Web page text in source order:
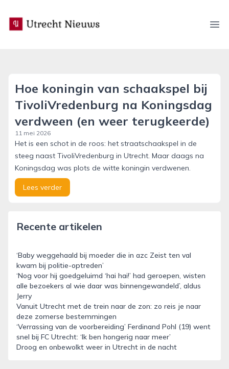
utrecht-nieuws.nl
Hoe koningin van schaakspel bij
TivoliVredenburg na Koningsdag
verdween (en weer terugkeerde)
11 mei 2026
Het is een schot in de roos: het straatschaakspel in de
steeg naast TivoliVredenburg in Utrecht. Maar daags na
Koningsdag was plots de witte koningin verdwenen.
Lees verder
Recente artikelen
‘Baby weggehaald bij moeder die in azc Zeist ten val
kwam bij politie-optreden’
‘Nog voor hij goedgeluimd ‘hai hai!’ had geroepen, wisten
alle bezoekers al wie daar was binnengewandeld’, aldus
Jerry
Vanuit Utrecht met de trein naar de zon: zo reis je naar
deze zomerse bestemmingen
‘Verrassing van de voorbereiding’ Ferdinand Pohl (19) went
snel bij FC Utrecht: ‘Ik ben hongerig naar meer’
Droog en onbewolkt weer in Utrecht in de nacht